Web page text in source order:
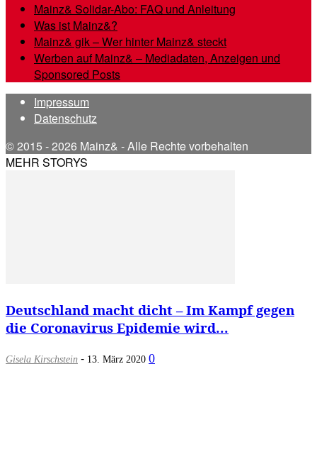
Mainz& Solidar-Abo: FAQ und Anleitung
Was ist Mainz&?
Mainz& gik – Wer hinter Mainz& steckt
Werben auf Mainz& – Mediadaten, Anzeigen und
Sponsored Posts
Impressum
Datenschutz
© 2015 - 2026 Mainz& - Alle Rechte vorbehalten
MEHR STORYS
Deutschland macht dicht – Im Kampf gegen
die Coronavirus Epidemie wird...
Gisela Kirschstein - 13. März 2020 0